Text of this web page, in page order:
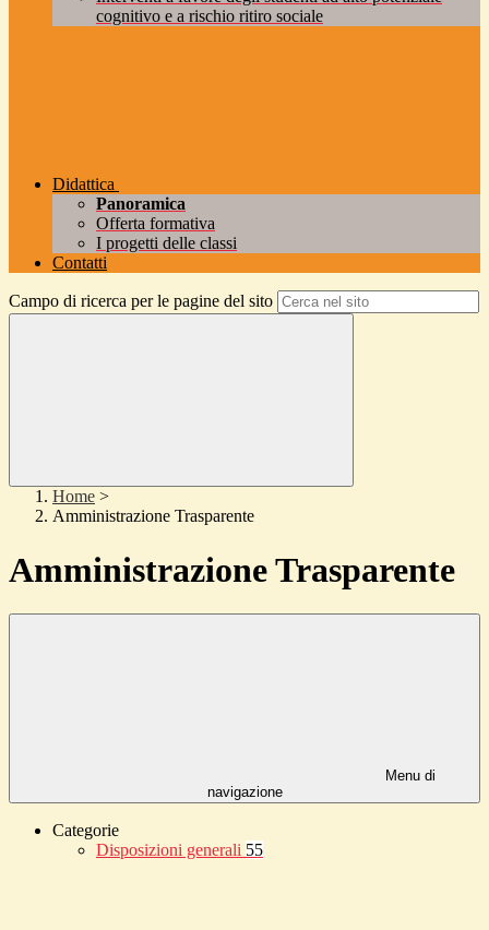
cognitivo e a rischio ritiro sociale
Didattica
Panoramica
Offerta formativa
I progetti delle classi
Contatti
Campo di ricerca per le pagine del sito
Home >
Amministrazione Trasparente
Amministrazione Trasparente
Menu di
navigazione
Categorie
Disposizioni generali 55